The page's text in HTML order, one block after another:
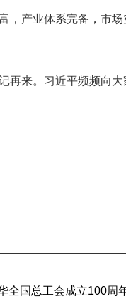
，产业体系完备，市
来。习近平频频向大